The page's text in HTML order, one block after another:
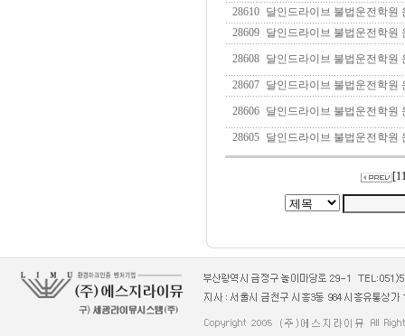
28610
달인드라이브 불법운전학원
28609
달인드라이브 불법운전학원
28608 달인드라이브 불법운전학원
28607 달인드라이브 불법운전학원
28606 달인드라이브 불법운전학원
28605 달인드라이브 불법운전학원
[